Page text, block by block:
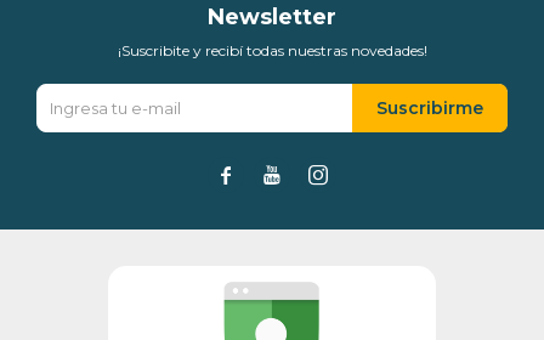
Newsletter
¡Suscribite y recibí todas nuestras novedades!
Suscribirme
  